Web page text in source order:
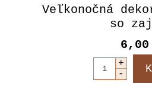
Veľkonočná
so